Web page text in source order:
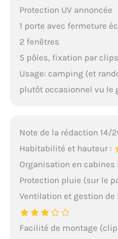
Protection UV annoncée
1 porte avec fermeture
2 fenêtres
5 pôles, fixation par clips
Usage: camping (et
plutôt occasionnel vu le
Note de la rédaction 14/
Habitabilité et hauteur :
Organisation en cabines :
Protection pluie (sur le
Ventilation et gestion de
Facilité de montage